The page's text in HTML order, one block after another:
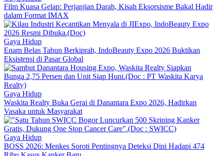
Film Kuasa Gelap: Perjanjian Darah, Kisah Eksorsisme Bakal Hadir
dalam Format IMAX
Gaya Hidup
Enam Belas Tahun Berkiprah, IndoBeauty Expo 2026 Buktikan
Eksistensi di Pasar Global
Gaya Hidup
Waskita Realty Buka Gerai di Danantara Expo 2026, Hadirkan
Vasaka untuk Masyarakat
Gaya Hidup
BOSS 2026: Menkes Soroti Pentingnya Deteksi Dini Hadapi 474